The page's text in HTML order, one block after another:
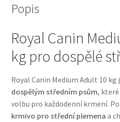
Škrabadla pro kočky
Veterinární dieta pro kočky
Vše pro psy — Krmivo, doplňky,
Boudy a výběhy
Bozita pro psy — Švédské
Popis
Royal Canin
kg pro dospělé
Royal Canin Medium Adult 10 kg
dospělým středním psům,
volbu pro každodenní krmení.
krmivo pro střední plemena a